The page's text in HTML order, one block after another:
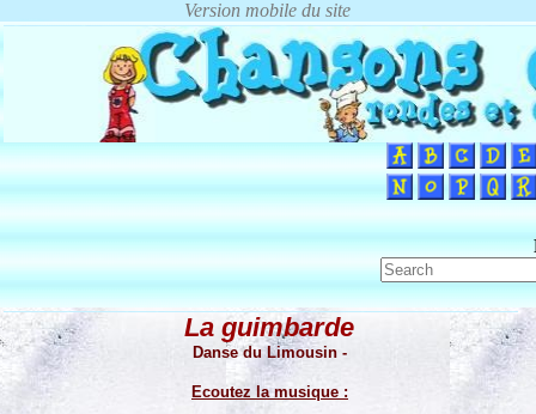
La guimbarde
Danse du Limousin -
Ecoutez la musique :